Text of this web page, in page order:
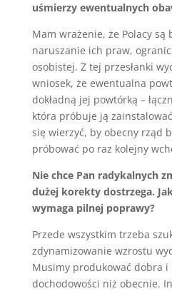
uśmierzy ewentualnych
Mam wrażenie, że Polacy
naruszanie ich praw,
osobistej. Z tej przesłanki
wniosek, że ewentualna
dokładną jej powtórką –
która próbuje ją
się wierzyć, by obecny rząd
próbować po raz kolejny
Nie chce Pan radykalnych
dużej korekty dostrzega.
wymaga pilnej poprawy?
Przede wszystkim trzeba
zdynamizowanie wzrostu
Musimy produkować dobra i
dochodowości niż obecnie.